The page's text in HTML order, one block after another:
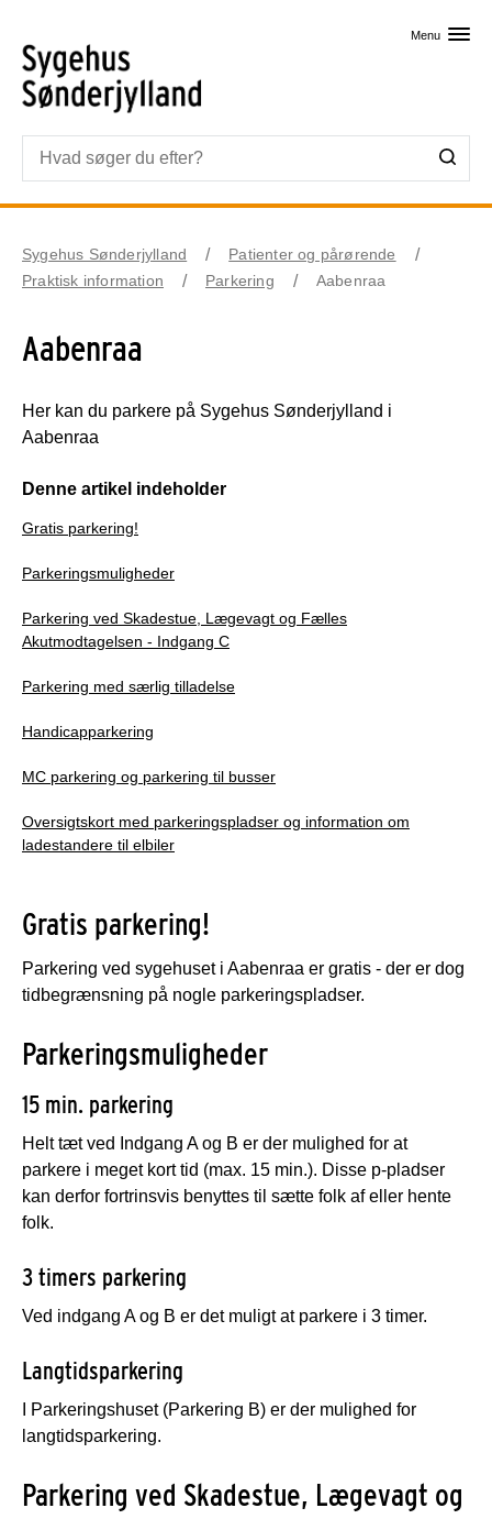
Menu
Sygehus Sønderjylland
Patienter og pårørende
Praktisk information
Parkering Aabenraa
Aabenraa
Her kan du parkere på Sygehus Sønderjylland i
Aabenraa
Denne artikel indeholder
Gratis parkering!
Parkeringsmuligheder
Parkering ved Skadestue, Lægevagt og Fælles
Akutmodtagelsen - Indgang C
Parkering med særlig tilladelse
Handicapparkering
MC parkering og parkering til busser
Oversigtskort med parkeringspladser og information om
ladestandere til elbiler
Gratis parkering!
Parkering ved sygehuset i Aabenraa er gratis - der er dog
tidbegrænsning på nogle parkeringspladser.
Parkeringsmuligheder
15 min. parkering
Helt tæt ved Indgang A og B er der mulighed for at
parkere i meget kort tid (max. 15 min.). Disse p-pladser
kan derfor fortrinsvis benyttes til sætte folk af eller hente
folk.
3 timers parkering
Ved indgang A og B er det muligt at parkere i 3 timer.
Langtidsparkering
I Parkeringshuset (Parkering B) er der mulighed for
langtidsparkering.
Parkering ved Skadestue, Lægevagt og